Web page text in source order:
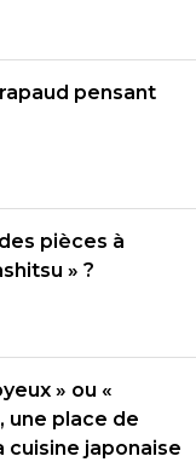
pensant
pièces à
» ?
» ou «
une place de
cuisine japonaise